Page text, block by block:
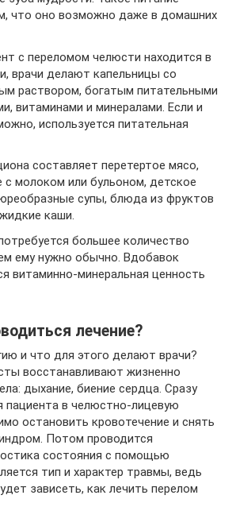
что оно возможно даже в домашних
с переломом челюсти находится в
врачи делают капельницы со
раствором, богатым питательными
витаминами и минералами. Если и
используется питательная
составляет перетертое мясо,
с молоком или бульоном, детское
супы, блюда из фруктов
каши.
большее количество
ему нужно обычно. Вдобавок
витаминно-минеральная ценность
лечение?
и что для этого делают врачи?
восстанавливают жизненно
дыхание, биение сердца. Сразу
пациента в челюстно-лицевую
остановить кровотечение и снять
Потом проводится
состояния с помощью
тип и характер травмы, ведь
зависеть, как лечить перелом